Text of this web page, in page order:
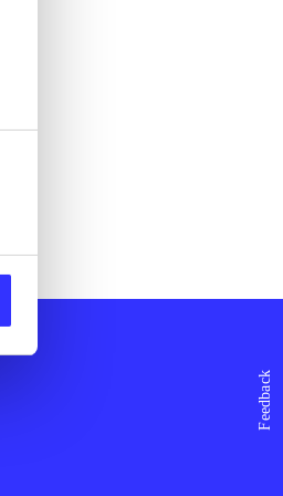
Feedback